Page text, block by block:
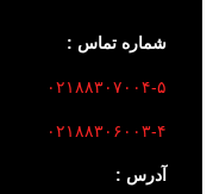
شماره تماس :
۰۲۱۸۸۳۰۷۰۰۴-۵
۰۲۱۸۸۳۰۶۰۰۳-۴
آدرس :